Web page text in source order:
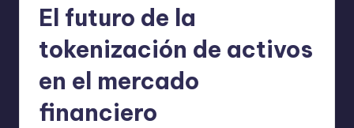
El futuro de la
tokenización de activos
en el mercado
financiero